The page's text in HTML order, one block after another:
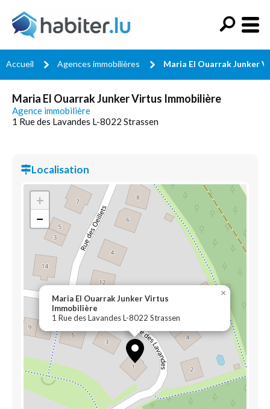
Accueil Agences immobilières Maria El Ouarrak Junker
Maria El Ouarrak Junker Virtus Immobilière
Agence immobilière
1 Rue des Lavandes L-8022 Strassen
Localisation
Maria El Ouarrak Junker Virtus
Immobilière
1 Rue des Lavandes L-8022 Strassen
×
+
−